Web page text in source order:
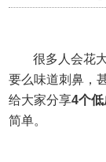
很多人会花
要么味道刺鼻，
给大家分享4个
简单。